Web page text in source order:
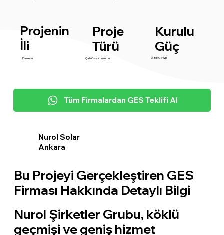
Projenin
İli
Balıkesir
Proje
Türü
Çatı Ges Kurulumu
Kurulu
Güç
3.580 kWp
Tüm Firmalardan GES Teklifi Al
Nurol Solar
Ankara
Bu Projeyi Gerçekleştiren GES
Firması Hakkında Detaylı Bilgi
Nurol Şirketler Grubu, köklü
geçmişi ve geniş hizmet